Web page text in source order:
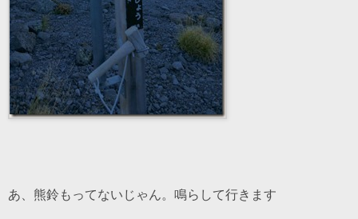
あ、熊鈴もってないじゃん。鳴らして行きます